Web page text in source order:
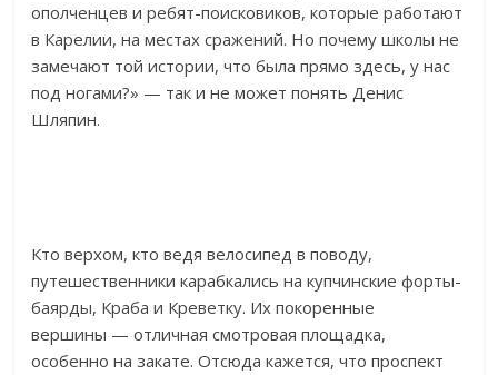
ополченцев и ребят-поисковиков, которые работают
в Карелии, на местах сражений. Но почему школы не
замечают той истории, что была прямо здесь, у нас
под ногами?» — так и не может понять Денис
Шляпин.
Кто верхом, кто ведя велосипед в поводу,
путешественники карабкались на купчинские форты-
баярды, Краба и Креветку. Их покоренные
вершины — отличная смотровая площадка,
особенно на закате. Отсюда кажется, что проспект